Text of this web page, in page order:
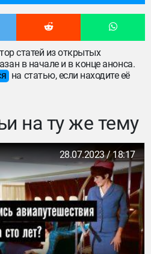
статей из открытых
в начале и в конце анонса.
на статью, если находите её
на ту же тему
28.07.2023 / 18:17